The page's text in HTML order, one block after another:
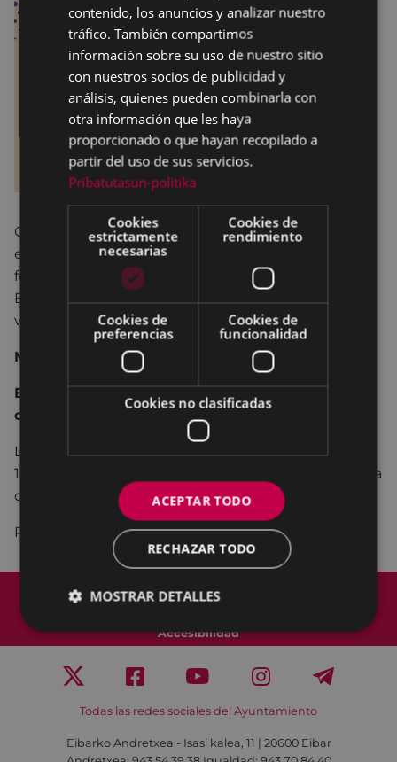
Queremos invitaros de nuevo a participar en este
espacio que quiere ser un lugar de encuentro,
formación y reflexión para nosotras las mujeres.
Esperamos que nuestra oferta formativa sea de
vuestro agrado.
Matrículas : se realizarán en Andretxea y en Pegora.
El plazo de inscripción se abre el 1 de julio y se
cerrará el 20 de septiembre. de 2019.
Las matrículas en Andretxea se harán antes de las
13:00h y en Pegora antes de las 13:30h del último día
de inscripción.
Para más informaciónPULSA AQUÍ.
Accesibilidad
Todas las redes sociales del Ayuntamiento
Eibarko Andretxea - Isasi kalea, 11 | 20600 Eibar
SPANISH
contenido, los anuncios y analizar nuestro
tráfico. También compartimos
información sobre su uso de nuestro sitio
con nuestros socios de publicidad y
análisis, quienes pueden combinarla con
otra información que les haya
proporcionado o que hayan recopilado a
partir del uso de sus servicios.
Pribatutasun-politika
Cookies
estrictamente
necesarias
Cookies de
rendimiento
Cookies de
preferencias
Cookies de
funcionalidad
Cookies no clasificadas
ACEPTAR TODO
RECHAZAR TODO
MOSTRAR DETALLES